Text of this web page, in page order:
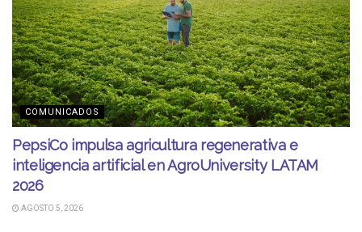
COMUNICADOS
PepsiCo impulsa agricultura regenerativa e
inteligencia artificial en AgroUniversity LATAM
2026
AGOSTO 5, 2026